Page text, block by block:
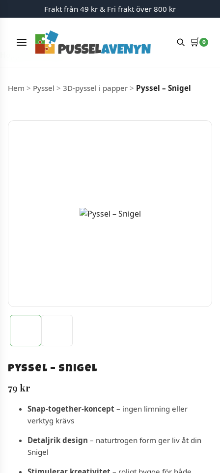
Hoppa till innehåll
Frakt från 49 kr & Fri frakt över 800 kr
Meny 🛒 0
Hem > Pyssel > 3D-pyssel i papper > Pyssel – Snigel
Pyssel – Snigel
79 kr
Snap-together-koncept – ingen limning eller
verktyg krävs
Detaljrik design – naturtrogen form ger liv åt din
Snigel